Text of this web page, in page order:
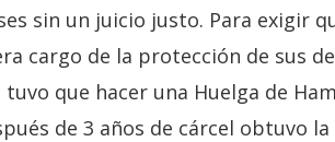
sin un juicio justo. Para exigir
cargo de la protección de sus
que hacer una Huelga de
de 3 años de cárcel obtuvo